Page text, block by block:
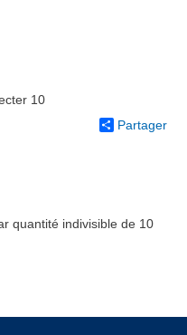
10
Partager
quantité indivisible de 10